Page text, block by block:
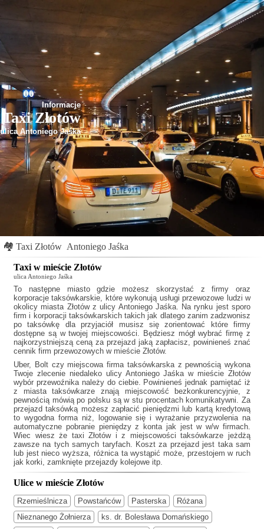
Informacje
Taxi Złotów
ulica Antoniego Jaśka
🏘 Taxi Złotów Antoniego Jaśka
Taxi w mieście Złotów
ulica Antoniego Jaśka
To następne miasto gdzie możesz skorzystać z firmy oraz
korporacje taksówkarskie, które wykonują usługi przewozowe ludzi w
okolicy miasta Złotów z ulicy Antoniego Jaśka. Na rynku jest sporo
firm i korporacji taksówkarskich takich jak dlatego zanim zadzwonisz
po taksówkę dla przyjaciół musisz się zorientować które firmy
dostępne są w twojej miejscowości. Będziesz mógł wybrać firmę z
najkorzystniejszą ceną za przejazd jaką zapłacisz, powinieneś znać
cennik firm przewozowych w mieście Złotów.
Uber, Bolt czy miejscowa firma taksówkarska z pewnością wykona
Twoje zlecenie niedaleko ulicy Antoniego Jaśka w mieście Złotów
wybór przewoźnika należy do ciebie. Powinieneś jednak pamiętać iż
z miasta taksówkarze znają miejscowość bezkonkurencyjnie, z
pewnością mówią po polsku są w stu procentach komunikatywni. Za
przejazd taksówką możesz zapłacić pieniędzmi lub kartą kredytową
to wygodna forma niż, logowanie się i wyrażanie przyzwolenia na
automatyczne pobranie pieniędzy z konta jak jest w w/w firmach.
Wiec wiesz że taxi Złotówi z miejscowości taksówkarze jeżdżą
zawsze na tych samych taryfach. Koszt za przejazd jest taka sam
lub jest nieco wyższa, różnica ta wystąpić może, przestojem w ruch
jak korki, zamknięte przejazdy kolejowe itp.
Ulice w mieście Złotów
Rzemieślnicza Powstańców Pasterska
Różana
Nieznanego Żołnierza
ks. dr. Bolesława Domańskiego